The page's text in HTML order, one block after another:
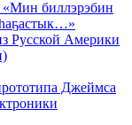
биллэрэбин
Русской Америки
Джеймса